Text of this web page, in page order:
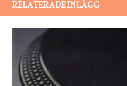
RELATERADE INLÄGG